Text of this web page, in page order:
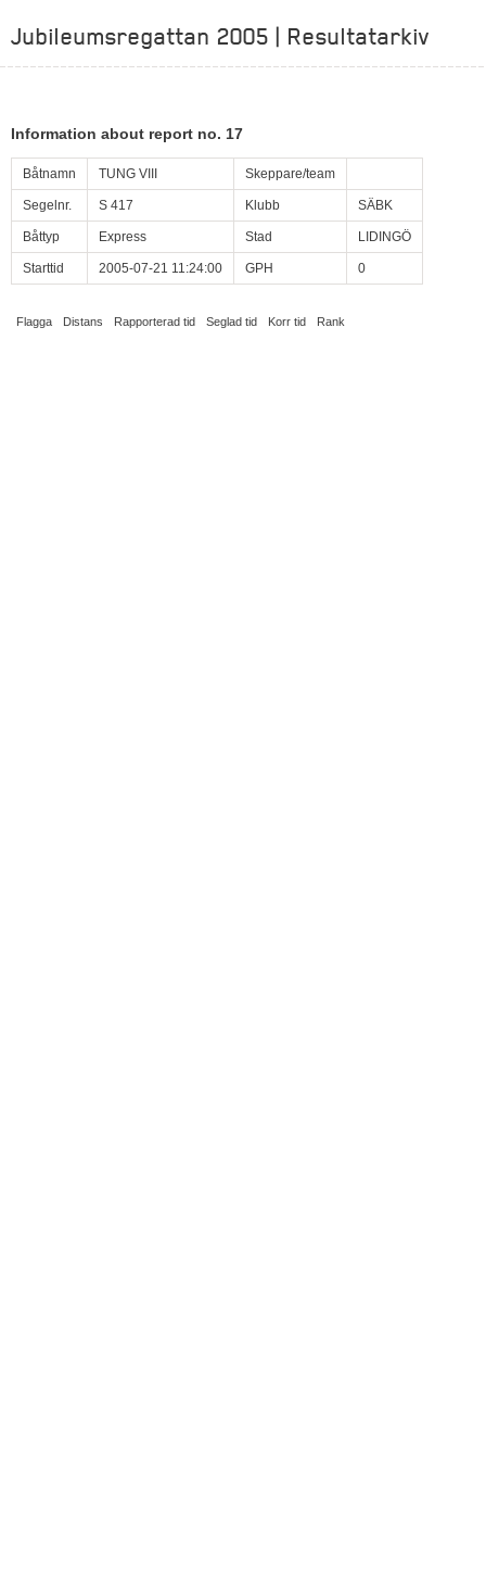
Jubileumsregattan 2005 | Resultatarkiv
Information about report no. 17
Båtnamn TUNG VIII Skeppare/team
Segelnr. S 417 Klubb SÄBK
Båttyp Express Stad LIDINGÖ
Starttid 2005-07-21 11:24:00 GPH 0
Flagga Distans Rapporterad tid Seglad tid Korr tid Rank